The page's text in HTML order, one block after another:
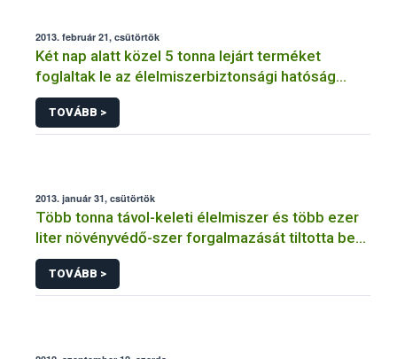
2013. február 21, csütörtök
Két nap alatt közel 5 tonna lejárt terméket
foglaltak le az élelmiszerbiztonsági hatóság
szakemberei
TOVÁBB >
2013. január 31, csütörtök
Több tonna távol-keleti élelmiszer és több ezer
liter növényvédő-szer forgalmazását tiltotta be
egyetlen nap alatt a NÉBIH
TOVÁBB >